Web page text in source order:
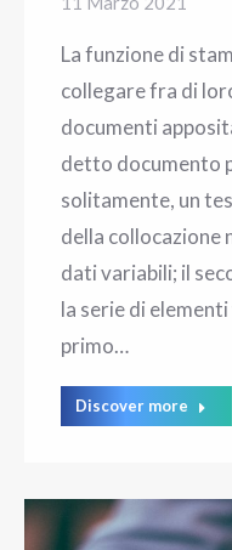
La funzione di
collegare fra di
documenti
detto documento
solitamente, un
della collocazione
dati variabili; il
la serie di
primo…
Discover more